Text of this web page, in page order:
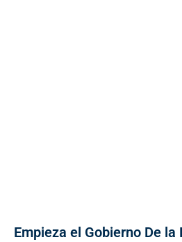
Empieza el Gobierno De